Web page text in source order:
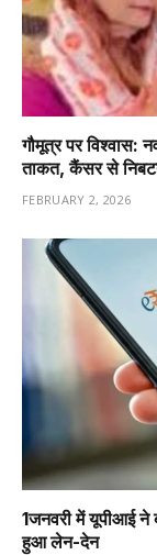
गौमूत्र पर विश्वास:
ताकत, कैंसर से
FEBRUARY 2, 2026
1️जनवरी में यूपीआई ने
हुआ लेन-देन